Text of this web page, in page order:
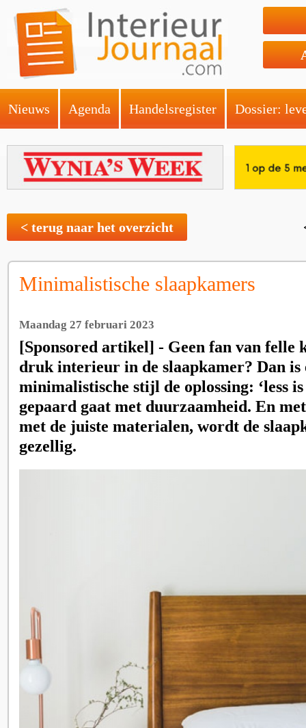
Nieuws Agenda Handelsregister Dossier:
< terug naar het overzicht
Minimalistische slaapkamers
Maandag 27 februari 2023
[Sponsored artikel] - Geen fan van felle
druk interieur in de slaapkamer? Dan is
minimalistische stijl de oplossing: ‘less
gepaard gaat met duurzaamheid. En
met de juiste materialen, wordt de
gezellig.